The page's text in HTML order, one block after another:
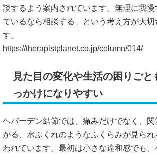
談するよう案内されています。無理に我
ているなら相談する」という考え方が大切
す。
https://therapistplanet.co.jp/column/014/
見た目の変化や生活の困りごと
っかけになりやすい
ヘバーデン結節では、痛みだけでなく、
がる、水ぶくれのようなふくらみが見ら
われています。最初は小さな違和感でも